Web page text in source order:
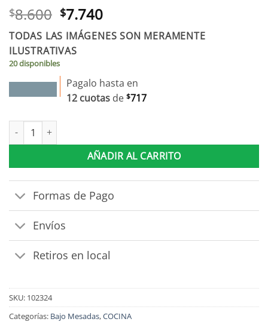
$8.600 El
precio
original
era:
$8.600.
$7.740El
precio
actual
TODAS LAS IMÁGENES SON MERAMENTE
ILUSTRATIVAS
20 disponibles
Pagalo hasta en
12 cuotas de $717
Bajo Mesada 2 Puertas 3 Cajones Mdf Tiradores Metalicos
AÑADIR AL CARRITO
Formas de Pago
Envíos
Retiros en local
SKU: 102324
Categorías: Bajo Mesadas,COCINA